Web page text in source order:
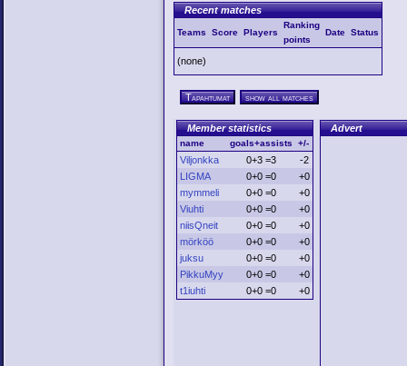
Recent matches
Teams Score Players
Ranking
points
Date Status
(none)
Tapahtumat show all matches
Member statistics
name goals+assists +/-
Viljonkka 0+3 =3
-2
LIGMA
0+0 =0
+0
mymmeli
0+0 =0
+0
Viuhti
0+0 =0
+0
niisQneit
0+0 =0
+0
mörköö
0+0 =0
+0
juksu
0+0 =0
+0
PikkuMyy
0+0 =0
+0
t1iuhti
0+0 =0 +0
Advert